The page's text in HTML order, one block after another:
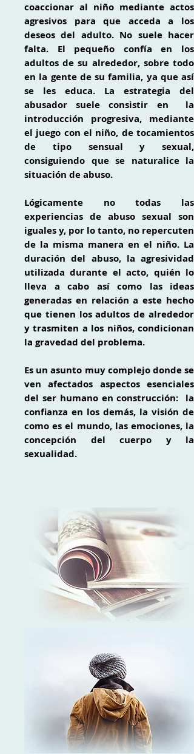
coaccionar al niño mediante actos
agresivos para que acceda a los
deseos del adulto. No suele hacer
falta. El pequeño confía en los
adultos de su alrededor, sobre todo
en la gente de su familia, ya que así
se les educa. La estrategia del
abusador suele consistir en la
introducción progresiva, mediante
el juego con el niño, de tocamientos
de tipo sensual y sexual,
consiguiendo que se naturalice la
situación de abuso.
Lógicamente no todas las
experiencias de abuso sexual son
iguales y, por lo tanto, no repercuten
de la misma manera en el niño. La
duración del abuso, la agresividad
utilizada durante el acto, quién lo
lleva a cabo así como las ideas
generadas en relación a este hecho
que tienen los adultos de alrededor
y trasmiten a los niños, condicionan
la gravedad del problema.
Es un asunto muy complejo donde se
ven afectados aspectos esenciales
del ser humano en construcción: la
confianza en los demás, la visión de
como es el mundo, las emociones, la
concepción del cuerpo y la
sexualidad.